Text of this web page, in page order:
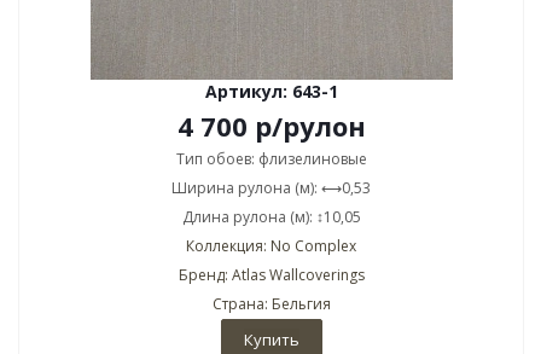
Артикул: 643-1
4 700 р/рулон
Тип обоев: флизелиновые
Ширина рулона (м): ⟷0,53
Длина рулона (м): ↕10,05
Коллекция: No Complex
Бренд: Atlas Wallcoverings
Страна: Бельгия
Купить